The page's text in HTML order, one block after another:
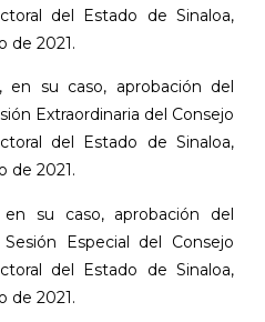
del Estado de Sinaloa,
de 2021.
en su caso, aprobación del
Extraordinaria del Consejo
del Estado de Sinaloa,
de 2021.
su caso, aprobación del
Especial del Consejo
del Estado de Sinaloa,
de 2021.